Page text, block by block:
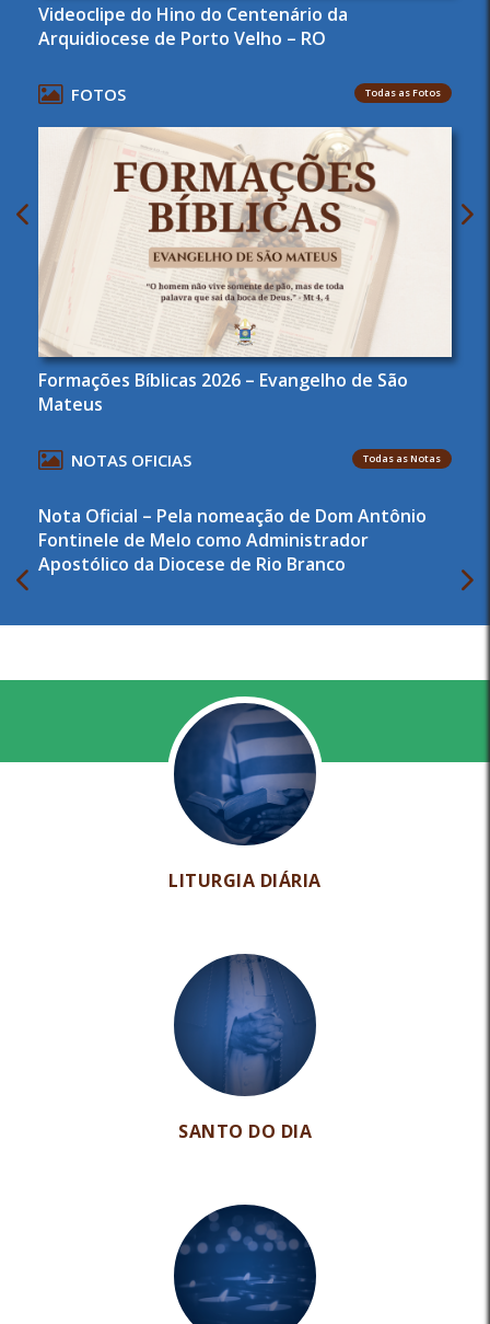
Videoclipe do Hino do Centenário da
Arquidiocese de Porto Velho – RO
FOTOS Todas as Fotos
Formações Bíblicas 2026 – Evangelho de São
Mateus
NOTAS OFICIAS Todas as Notas
Nota Oficial – Pela nomeação de Dom Antônio
Fontinele de Melo como Administrador
Apostólico da Diocese de Rio Branco
LITURGIA DIÁRIA
SANTO DO DIA